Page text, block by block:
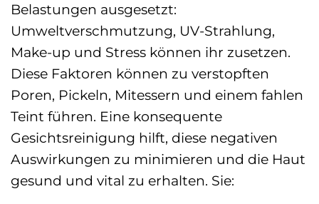
Belastungen ausgesetzt:
Umweltverschmutzung, UV-Strahlung,
Make-up und Stress können ihr zusetzen.
Diese Faktoren können zu verstopften
Poren, Pickeln, Mitessern und einem fahlen
Teint führen. Eine konsequente
Gesichtsreinigung hilft, diese negativen
Auswirkungen zu minimieren und die Haut
gesund und vital zu erhalten. Sie: